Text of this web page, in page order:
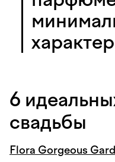
6
свадьбы
Flora Gorgeous